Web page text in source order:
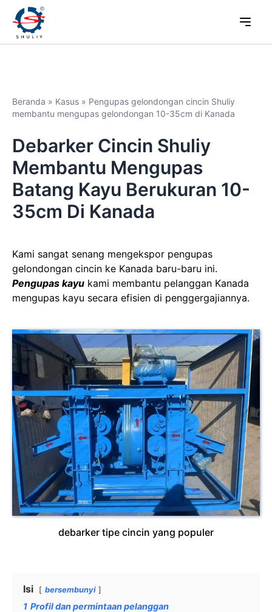
Beranda » Kasus » Pengupas gelondongan cincin Shuliy
membantu mengupas gelondongan 10-35cm di Kanada
Debarker Cincin Shuliy
Membantu Mengupas
Batang Kayu Berukuran 10-
35cm Di Kanada
Kami sangat senang mengekspor pengupas
gelondongan cincin ke Kanada baru-baru ini.
Pengupas kayu kami membantu pelanggan Kanada
mengupas kayu secara efisien di penggergajiannya.
debarker tipe cincin yang populer
Isi bersembunyi
1 Profil dan permintaan pelanggan